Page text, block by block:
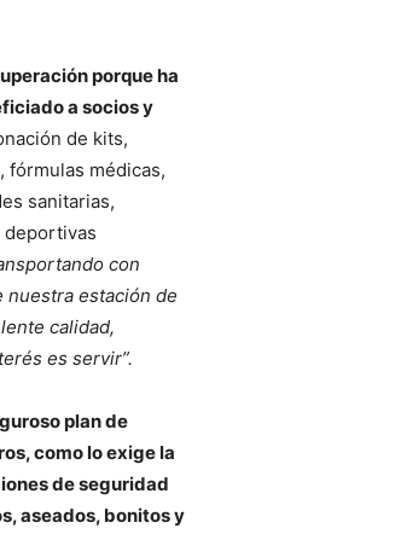
porque ha
a socios y
de kits,
médicas,
sanitarias,
deportivas
con
nuestra estación de
calidad,
es servir”.
plan de
como lo exige la
de seguridad
aseados, bonitos y